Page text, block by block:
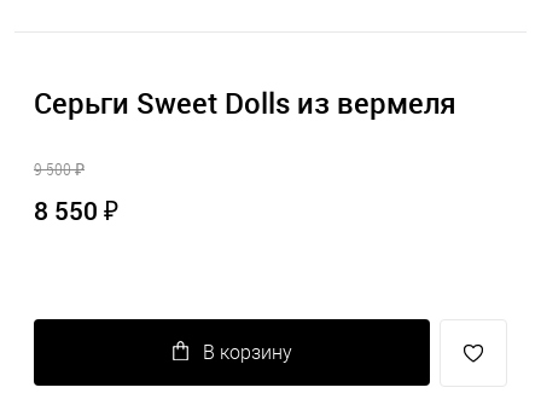
Серьги Sweet Dolls из вермеля
9 500 ₽
8 550 ₽
В корзину